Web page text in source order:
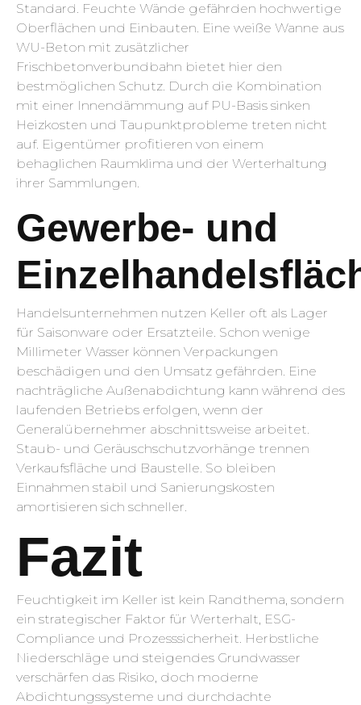
Standard. Feuchte Wände gefährden hochwertige
Oberflächen und Einbauten. Eine weiße Wanne aus
WU-Beton mit zusätzlicher
Frischbetonverbundbahn bietet hier den
bestmöglichen Schutz. Durch die Kombination
mit einer Innendämmung auf PU-Basis sinken
Heizkosten und Taupunktprobleme treten nicht
auf. Eigentümer profitieren von einem
behaglichen Raumklima und der Werterhaltung
ihrer Sammlungen.
Gewerbe- und
Handelsunternehmen nutzen Keller oft als Lager
für Saisonware oder Ersatzteile. Schon wenige
Millimeter Wasser können Verpackungen
beschädigen und den Umsatz gefährden. Eine
nachträgliche Außenabdichtung kann während des
laufenden Betriebs erfolgen, wenn der
Generalübernehmer abschnittsweise arbeitet.
Staub- und Geräuschschutzvorhänge trennen
Verkaufsfläche und Baustelle. So bleiben
Einnahmen stabil und Sanierungskosten
amortisieren sich schneller.
Fazit
Feuchtigkeit im Keller ist kein Randthema, sondern
ein strategischer Faktor für Werterhalt, ESG-
Compliance und Prozesssicherheit. Herbstliche
Niederschläge und steigendes Grundwasser
verschärfen das Risiko, doch moderne
Abdichtungssysteme und durchdachte